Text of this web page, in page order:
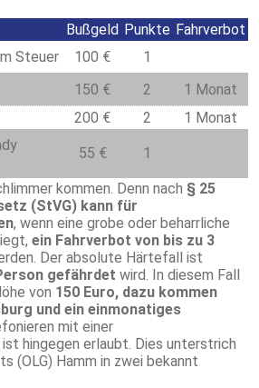
Bußgeld Punkte Fahrverbot
Steuer
100 €
1
150 € 2
1 Monat
200 € 2
1 Monat
55 € 1
kommen. Denn nach § 25
(StVG) kann für
, wenn eine grobe oder beharrliche
ein Fahrverbot von bis zu 3
Der absolute Härtefall ist
gefährdet wird. In diesem Fall
von 150 Euro, dazu kommen
und ein einmonatiges
mit einer
hingegen erlaubt. Dies unterstrich
(OLG) Hamm in zwei bekannt